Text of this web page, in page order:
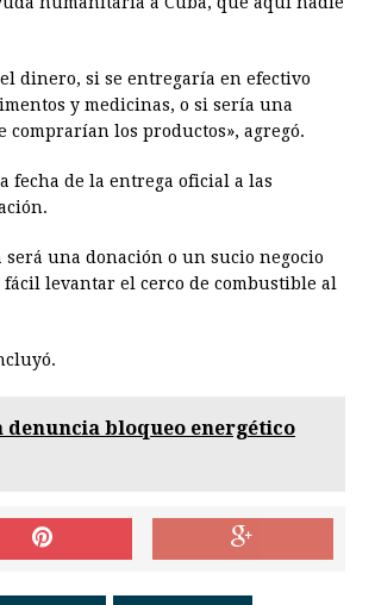
dinero, si se entregaría en efectivo
y medicinas, o si sería una
comprarían los productos», agregó.
fecha de la entrega oficial a las
una donación o un sucio negocio
levantar el cerco de combustible al
denuncia bloqueo energético